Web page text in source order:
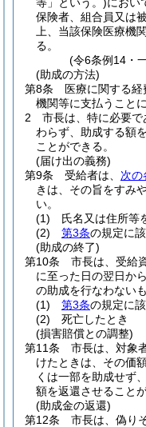
保険者、組合員又は
上、当該保険医療機
る。
(令6条例14・
(助成の方法)
第8条
医療に関する
機関等に支払うこと
2
市長は、特に必要
わらず、助成する額
ことができる。
(届け出の義務)
第9条
受給者は、 次の
きは、その旨をすみ
い。
(1)
氏名又は住所等
(2)
第3条の規定に
(助成の終了)
第10条
市長は、受給
に至った日の翌日か
の助成を行なわない
(1)
第3条の規定に
(2)
死亡したとき
(損害賠償との調整)
第11条
市長は、対象
けたときは、その価
くは一部を助成せず
額を返還させることが
(助成金の返還)
第12条
市長は、偽り